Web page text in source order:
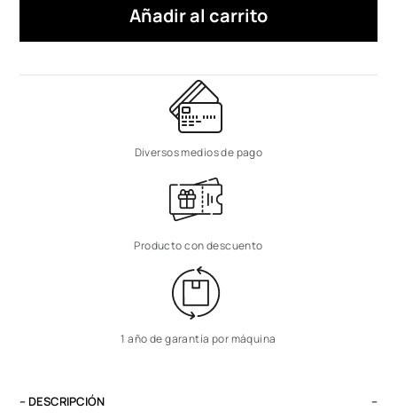
Añadir al carrito
Diversos medios de pago
Producto con descuento
1 año de garantía por máquina
– DESCRIPCIÓN